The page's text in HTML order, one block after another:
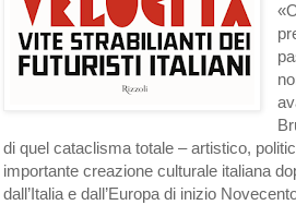
di quel cataclisma totale – artistico,
importante creazione culturale italiana
dall’Italia e dall’Europa di inizio